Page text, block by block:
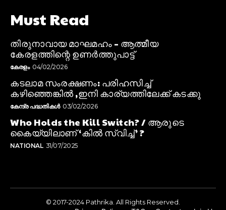
Must Read
തിരുനാവായ മാഘമഹം – ആത്മീയ
കേരളത്തിന്റെ ഉണർത്തുപാട്ട്
കേരളം 04/02/2026
കടലാമ സംരക്ഷണം: പരിഹസിച്ച്
കഴിഞ്ഞെങ്കിൽ ,ഇനി കാര്യത്തിലേക്ക് കടക്കു
കേന്ദ്ര പദ്ധതികൾ 03/02/2026
Who Holds the Kill Switch? / ആരുടെ
കൈയ്യിലാണ് ‘കിൽ സ്വിച്ച്’ ?
NATIONAL 31/07/2025
© 2017-2024 Pathrika. All Rights Reserved.